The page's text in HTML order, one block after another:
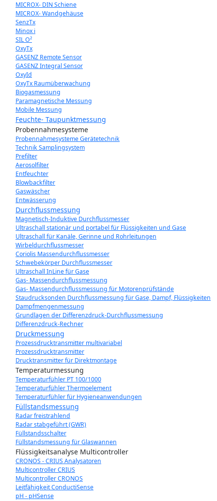
MICROX- DIN Schiene
MICROX- Wandgehäuse
SenzTx
Minox i
SIL O²
OxyTx
GASENZ Remote Sensor
GASENZ Integral Sensor
OxyId
OxyTx Raumüberwachung
Biogasmessung
Paramagnetische Messung
Mobile Messung
Feuchte- Taupunktmessung
Probennahmesysteme
Probennahmesysteme Gerätetechnik
Technik Samplingsystem
Prefilter
Aerosolfilter
Entfeuchter
Blowbackfilter
Gaswäscher
Entwässerung
Durchflussmessung
Magnetisch-Induktive Durchflussmesser
Ultraschall stationär und portabel für Flüssigkeiten und Gase
Ultraschall für Kanäle, Gerinne und Rohrleitungen
Wirbeldurchflussmesser
Coriolis Massendurchflussmesser
Schwebekörper Durchflussmesser
Ultraschall InLine für Gase
Gas- Massendurchflussmessung
Gas- Massendurchflussmessung für Motorenprüfstände
Staudrucksonden Durchflussmessung für Gase, Dampf, Flüssigkeiten
Dampfmengenmessung
Grundlagen der Differenzdruck-Durchflussmessung
Differenzdruck-Rechner
Druckmessung
Prozessdrucktransmitter multivariabel
Prozessdrucktransmitter
Drucktransmitter für Direktmontage
Temperaturmessung
Temperaturfühler PT 100/1000
Temperaturfühler Thermoelement
Temperaturfühler für Hygieneanwendungen
Füllstandsmessung
Radar freistrahlend
Radar stabgeführt (GWR)
Füllstandsschalter
Füllstandsmessung für Glaswannen
Flüssigkeitsanalyse Multicontroller
CRONOS - CRIUS Analysatoren
Multicontroller CRIUS
Multicontroller CRONOS
Leitfähigkeit ConductiSense
pH - pHSense